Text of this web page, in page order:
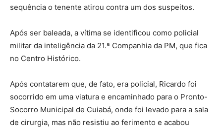
sequência o tenente atirou contra um dos suspeitos.
Após ser baleada, a vítima se identificou como policial
militar da inteligência da 21.ª Companhia da PM, que fica
no Centro Histórico.
Após contatarem que, de fato, era policial, Ricardo foi
socorrido em uma viatura e encaminhado para o Pronto-
Socorro Municipal de Cuiabá, onde foi levado para a sala
de cirurgia, mas não resistiu ao ferimento e acabou